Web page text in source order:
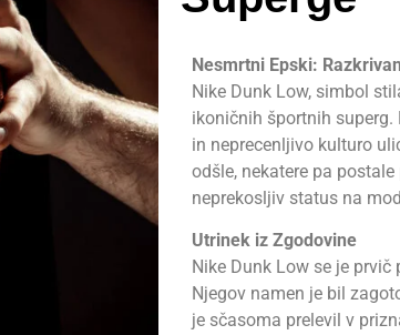
Nesmrtni Epski:
Nike Dunk Low, simbol
ikoničnih športnih
in neprecenljivo kulturo
odšle, nekatere pa
neprekosljiv status na
Utrinek iz Zgodovine
Nike Dunk Low se je
Njegov namen je bil
je sčasoma prelevil v